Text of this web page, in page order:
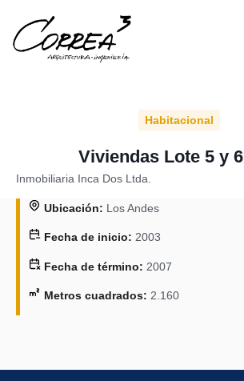
Habitacional
Viviendas Lote 5 y 6 ​
Inmobiliaria Inca Dos Ltda.​
Ubicación: Los Andes
Fecha de inicio: 2003
Fecha de término: 2007
Metros cuadrados: 2.160